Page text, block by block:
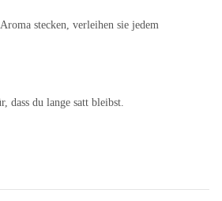
stecken, verleihen sie jedem
dass du lange satt bleibst.